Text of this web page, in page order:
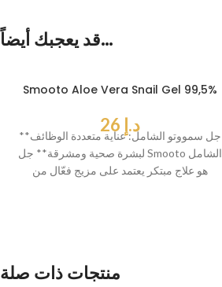
قد يعجبك أيضاً…
Smooto Aloe Vera Snail Gel 99,5%
د.إ
**جل سمووتو الشامل: عناية متعددة الوظائف
لبشرة صحية ومشرقة** جل Smooto الشامل
هو علاج مبتكر يعتمد على مزيج فعّال من
منتجات ذات صلة